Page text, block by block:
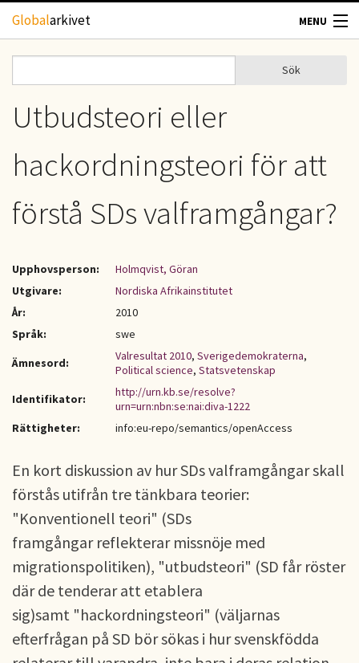
Hoppa till huvudinnehåll
Globalarkivet MENU
TIDSKRIFTER
GEOGRAFI
KONTAKT
Sökformulär
Sök
Utbudsteori eller
hackordningsteori för att
förstå SDs valframgångar?
Upphovsperson:
Holmqvist, Göran
Utgivare:
Nordiska Afrikainstitutet
År:
2010
Språk:
swe
Ämnesord:
Valresultat 2010, Sverigedemokraterna,
Political science, Statsvetenskap
Identifikator:
http://urn.kb.se/resolve?
urn=urn:nbn:se:nai:diva-1222
Rättigheter:
info:eu-repo/semantics/openAccess
En kort diskussion av hur SDs valframgångar skall
förstås utifrån tre tänkbara teorier:
"Konventionell teori" (SDs
framgångar reflekterar missnöje med
migrationspolitiken), "utbudsteori" (SD får röster
där de tenderar att etablera
sig)samt "hackordningsteori" (väljarnas
efterfrågan på SD bör sökas i hur svenskfödda